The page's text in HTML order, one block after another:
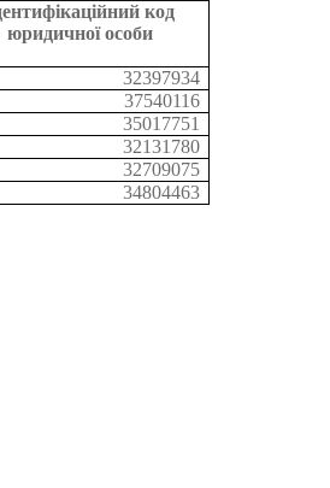
код
юридичної особи
32397934
37540116
35017751
32131780
32709075
34804463